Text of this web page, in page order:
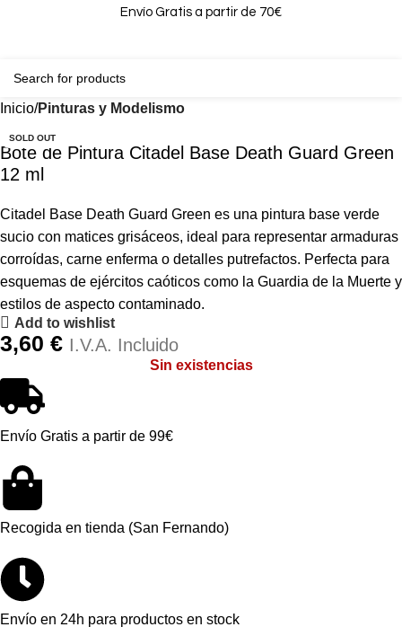
Envío Gratis a partir de 70€
Inicio Pinturas y Modelismo
SOLD OUT
Bote de Pintura Citadel Base Death Guard Green
12 ml
Citadel Base Death Guard Green es una pintura base verde
sucio con matices grisáceos, ideal para representar armaduras
corroídas, carne enferma o detalles putrefactos. Perfecta para
esquemas de ejércitos caóticos como la Guardia de la Muerte y
estilos de aspecto contaminado.
Add to wishlist
3,60 € I.V.A. Incluido
Sin existencias
Envío Gratis a partir de 99€
Recogida en tienda (San Fernando)
Envío en 24h para productos en stock